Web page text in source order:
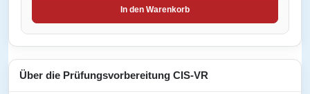
In den Warenkorb
Über die Prüfungsvorbereitung CIS-VR